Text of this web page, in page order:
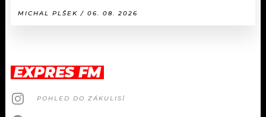
MICHAL PLŠEK / 06. 08. 2026
EXPRES FM
POHLED DO ZÁKULISÍ